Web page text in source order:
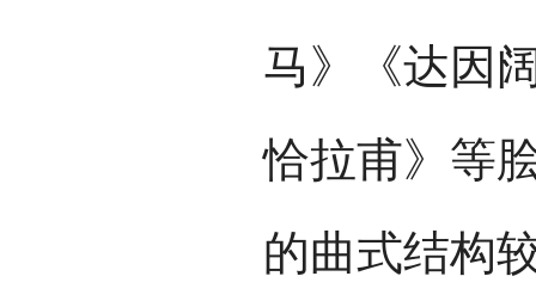
马》《达因
恰拉甫》等
的曲式结构